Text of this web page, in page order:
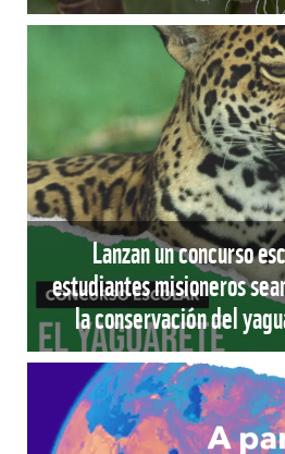
Lanzan un concurso
estudiantes misioneros
la conservación del